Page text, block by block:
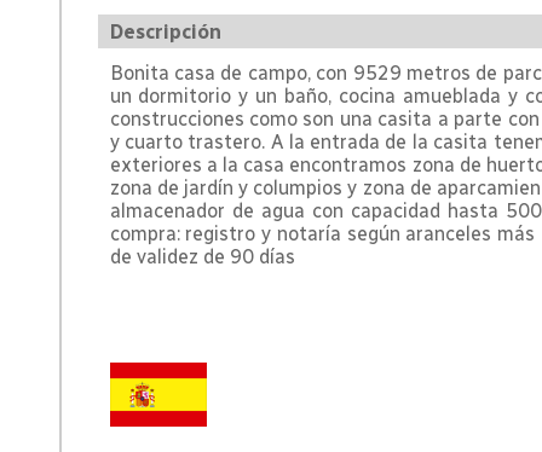
Descripción
Bonita casa de campo, con 9529 metros de
un dormitorio y un baño, cocina amueblada y
construcciones como son una casita a parte
y cuarto trastero. A la entrada de la casita
exteriores a la casa encontramos zona de
zona de jardín y columpios y zona de
almacenador de agua con capacidad hasta
compra: registro y notaría según aranceles
de validez de 90 días